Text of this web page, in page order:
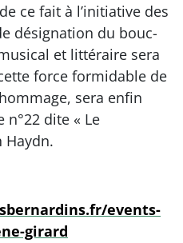
ce fait à l’initiative des
désignation du bouc-
et littéraire sera
force formidable de
sera enfin
dite « Le
Haydn.
events-
girard